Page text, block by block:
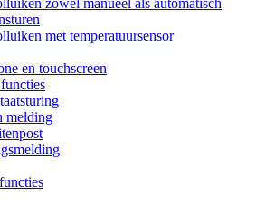
zowel manueel als automatisch
met temperatuursensor
en touchscreen
melding